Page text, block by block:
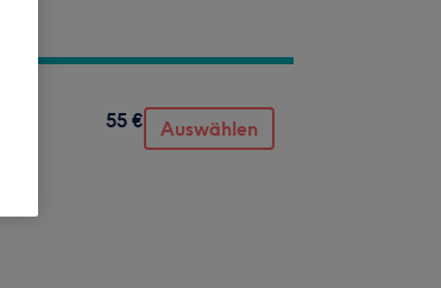
55 € Auswählen